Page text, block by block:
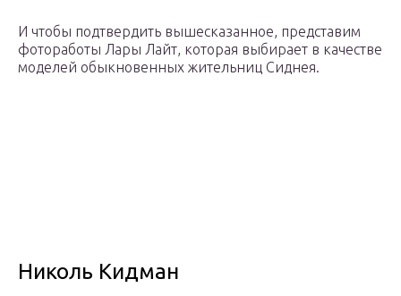
И чтобы подтвердить вышесказанное, представим
фотоработы Лары Лайт, которая выбирает в качестве
моделей обыкновенных жительниц Сиднея.
Николь Кидман